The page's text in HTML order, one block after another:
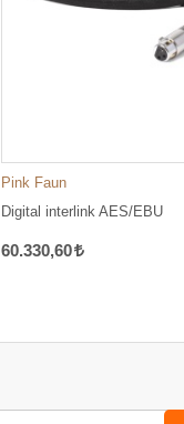
Pink Faun
Digital interlink AES/EBU
60.330,60